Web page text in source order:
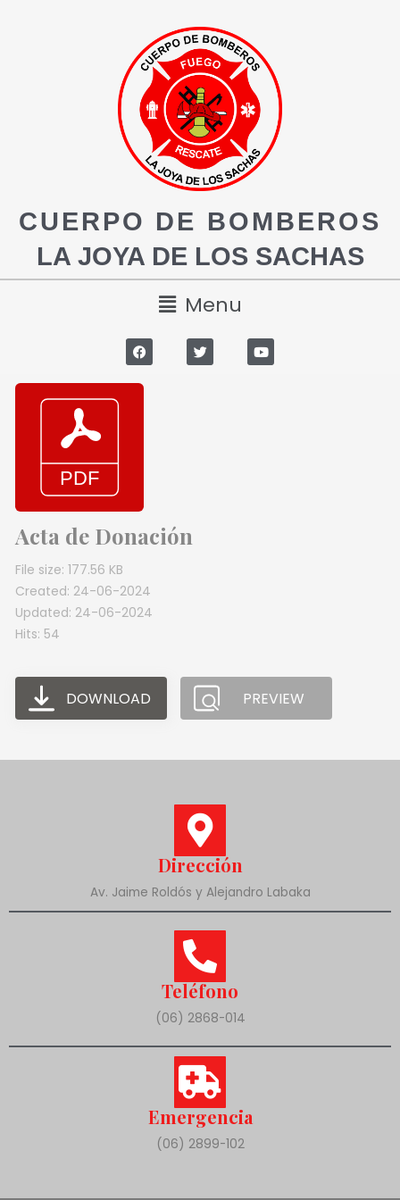
CUERPO DE BOMBEROS
LA JOYA DE LOS SACHAS
Menu
Acta de Donación
File size: 177.56 KB
Created: 24-06-2024
Updated: 24-06-2024
Hits: 54
DOWNLOAD PREVIEW
Dirección
Av. Jaime Roldós y Alejandro Labaka
Teléfono
(06) 2868-014
Emergencia
(06) 2899-102